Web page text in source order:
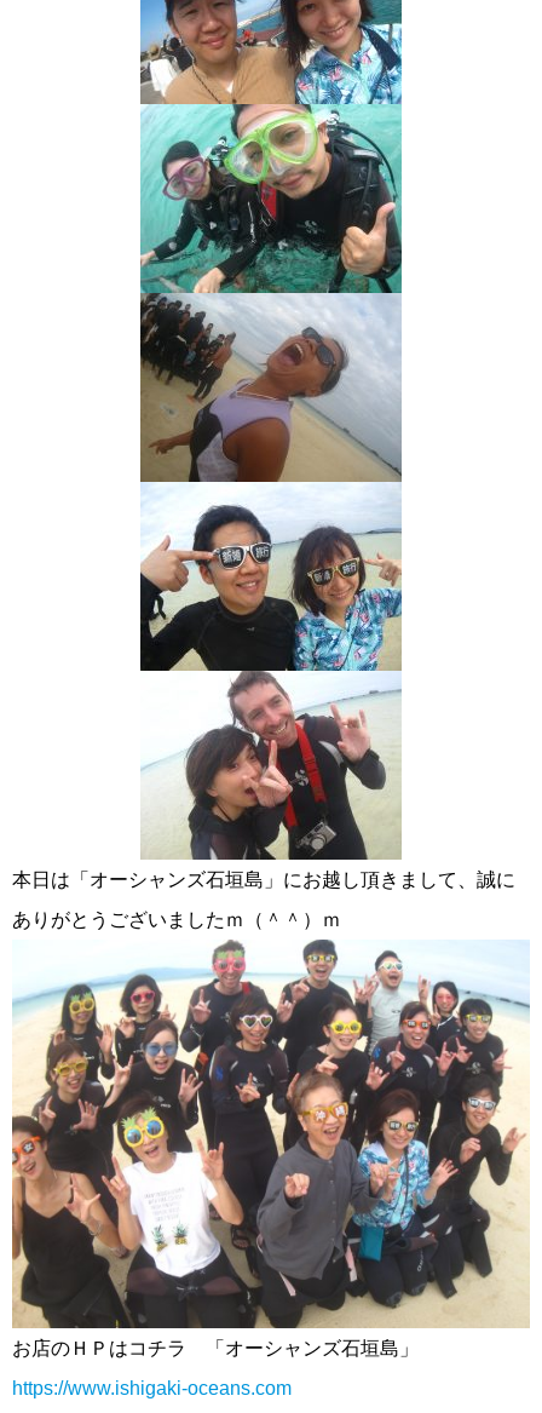
本日は「オーシャンズ石垣島」にお越し頂きまして、誠に
ありがとうございましたｍ（＾＾）ｍ
お店のＨＰはコチラ 「オーシャンズ石垣島」
https://www.ishigaki-oceans.com